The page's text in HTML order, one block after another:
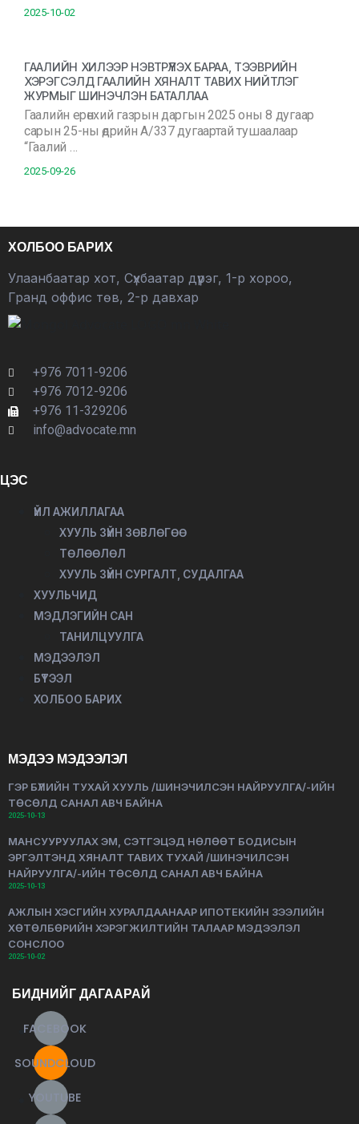
2025-10-02
ГААЛИЙН ХИЛЭЭР НЭВТРҮҮЛЭХ БАРАА, ТЭЭВРИЙН
ХЭРЭГСЭЛД ГААЛИЙН ХЯНАЛТ ТАВИХ НИЙТЛЭГ
ЖУРМЫГ ШИНЭЧЛЭН БАТАЛЛАА
Гаалийн ерөнхий газрын даргын 2025 оны 8 дугаар
сарын 25-ны өдрийн А/337 дугаартай тушаалаар
“Гаалий …
2025-09-26
ХОЛБОО БАРИХ
Улаанбаатар хот, Сүхбаатар дүүрэг, 1-р хороо,
Гранд оффис төв, 2-р давхар
+976 7011-9206
+976 7012-9206
+976 11-329206
info@advocate.mn
ЦЭС
ҮЙЛ АЖИЛЛАГАА
ХУУЛЬ ЗҮЙН ЗӨВЛӨГӨӨ
ТӨЛӨӨЛӨЛ
ХУУЛЬ ЗҮЙН СУРГАЛТ, СУДАЛГАА
ХУУЛЬЧИД
МЭДЛЭГИЙН САН
ТАНИЛЦУУЛГА
МЭДЭЭЛЭЛ
БҮТЭЭЛ
ХОЛБОО БАРИХ
МЭДЭЭ МЭДЭЭЛЭЛ
ГЭР БҮЛИЙН ТУХАЙ ХУУЛЬ /ШИНЭЧИЛСЭН НАЙРУУЛГА/-ИЙН
ТӨСӨЛД САНАЛ АВЧ БАЙНА
2025-10-13
МАНСУУРУУЛАХ ЭМ, СЭТГЭЦЭД НӨЛӨӨТ БОДИСЫН
ЭРГЭЛТЭНД ХЯНАЛТ ТАВИХ ТУХАЙ /ШИНЭЧИЛСЭН
НАЙРУУЛГА/-ИЙН ТӨСӨЛД САНАЛ АВЧ БАЙНА
2025-10-13
АЖЛЫН ХЭСГИЙН ХУРАЛДААНААР ИПОТЕКИЙН ЗЭЭЛИЙН
ХӨТӨЛБӨРИЙН ХЭРЭГЖИЛТИЙН ТАЛААР МЭДЭЭЛЭЛ
СОНСЛОО
2025-10-02
БИДНИЙГ ДАГААРАЙ
FACEBOOK
SOUNDCLOUD
YOUTUBE